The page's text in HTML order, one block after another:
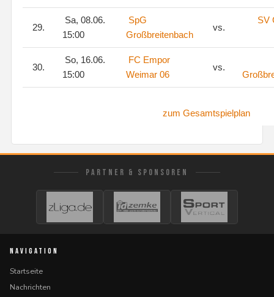
29.
Sa, 08.06.
15:00
SpG
Großbreitenbach
vs.
SV
30.
So, 16.06.
15:00
FC Empor
Weimar 06
vs.
zum Gesamtspielplan
PARTNER & SPONSOREN
NAVIGATION
Startseite
Nachrichten